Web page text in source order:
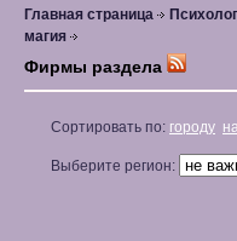
Главная страница
магия
Фирмы раздела
Сортировать по: городу
Выберите регион: